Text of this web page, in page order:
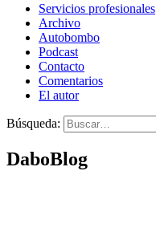
Servicios profesionales
Archivo
Autobombo
Podcast
Contacto
Comentarios
El autor
Búsqueda:
DaboBlog